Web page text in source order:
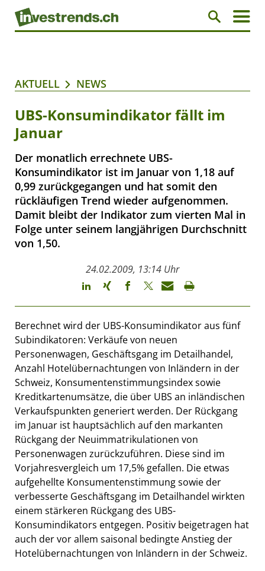
AKTUELL NEWS
UBS-Konsumindikator fällt im
Januar
Der monatlich errechnete UBS-
Konsumindikator ist im Januar von 1,18 auf
0,99 zurückgegangen und hat somit den
rückläufigen Trend wieder aufgenommen.
Damit bleibt der Indikator zum vierten Mal in
Folge unter seinem langjährigen Durchschnitt
von 1,50.
24.02.2009, 13:14 Uhr
Berechnet wird der UBS-Konsumindikator aus fünf
Subindikatoren: Verkäufe von neuen
Personenwagen, Geschäftsgang im Detailhandel,
Anzahl Hotelübernachtungen von Inländern in der
Schweiz, Konsumentenstimmungsindex sowie
Kreditkartenumsätze, die über UBS an inländischen
Verkaufspunkten generiert werden. Der Rückgang
im Januar ist hauptsächlich auf den markanten
Rückgang der Neuimmatrikulationen von
Personenwagen zurückzuführen. Diese sind im
Vorjahresvergleich um 17,5% gefallen. Die etwas
aufgehellte Konsumentenstimmung sowie der
verbesserte Geschäftsgang im Detailhandel wirkten
einem stärkeren Rückgang des UBS-
Konsumindikators entgegen. Positiv beigetragen hat
auch der vor allem saisonal bedingte Anstieg der
Hotelübernachtungen von Inländern in der Schweiz.